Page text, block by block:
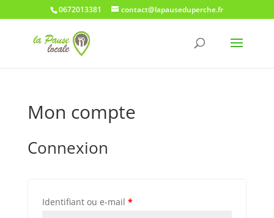
0672013381 contact@lapauseduperche.fr
Mon compte
Connexion
Identifiant ou e-mail *